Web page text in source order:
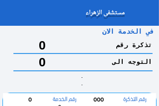
مستشفى الزهراء
في الخدمة الان
0 تذكرة رقم
0 التوجه الى
.
.
0 رقم الخدمة 000 رقم التذكرة